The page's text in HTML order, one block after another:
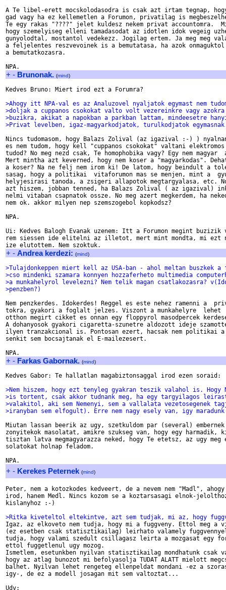
A Te libel-erett mocskolodasodra is csak azt irtam tegnap,
gad vagy ha ez kellemetlen a Forumon, privatilag is
Te egy rakas "????" jelet kuldesz nekem privat accountomra.
hogy szemelyiseg elleni tamadasodat az idotlen idok vegeig
gunyolodtal, mostantol vedekezz. Jogilag ertem. Ja meg meg
a feljelentes reszvevoinek is a bemutatasa, ha azok onmaguktol
a bemutatkozasra.
+ - Brunonak. (mind)
Kedves Bruno: Miert irod ezt a Forumra?
>Ahogy itt NPA-val es az Analuzovel nyaljatok egymast nem
>doljak a cuppanos csokokat valto volt vezereinkre vagy
>buzikra, akikat a napokban a parkban lattam, mindeesetre
>Privat levelben, igaz-magyarkodjatok, turulkodjatok
Nincs tudomasom, hogy Balazs Zolival (az igazival :-) )
es nem tudom, hogy kell "cuppanos csokokat" valtani
tudod? No meg nezd csak, Te homophobika vagy? Egy nem
Mert mintha azt keverned, hogy nem koser a "magyarkodas".
a koser? Na ne felj nem irom ki! De latom, hogy beindult a
sasag, hogy a politikai  vitaforumon mas se menjen, mint a
helyjesirasi tanoda, a zsigeri allapotok megtargyalasa, etc.
azt hiszem, jobban tenned, ha Balazs Zolival ( az igazival)
nelmi vitaban csapnatok ossze. No meg azert megkerdem, ha
nem ok. akkor milyen nep szemszogebol kopkodsz?
NPA.
Ui: Kedves Balogh Evanak uzenem: Itt a Forumon megint
rem siessen ide elitelni az illetot, mert mint mondta, mi ezt
+ - Andrea kerdezi: (mind)
>Tulajdonkeppen miert kell az USA-ban - ahol meltan
>cso mindenki szamara konnyen hozzaferheto multimedia
>a munkahelyrol levelezni? Nem telik magan csatlakozasra?
>penzben?)
Nem penzkerdes. Idokerdes! Reggel es este nehez ramenni a
tokra, gyakori a foglalt jelzes. Viszont a munkahelyre
otthon megirt cikket es onnan egy floppyrol masodpercek
A dohanyosok gyakori cigaretta-szunetre aldozott ideje
ilyen tranzakcional is. Pontosan ezert, hacsak nem politikai
senkit sem bocsajtanak el E-mailezesert.
+ - Farkas Gabornak. (mind)
Kedves Gabor: Te hallatlan magabiztonsaggal irod ezen soraid:
>Nem hiszem, hogy ezt tenyleg gyakran teszik valahol is. Hogy
>is tortent, csak akkor tudnank meg, ha egy targyilagos leirast
>valakitol, aki sem Nemenyi, sem a vallalata vezetosegenek
>iranyban sem elfogult). Erre nem nagy esely van, igy
Miutan lassan beerik az ugy, szetkuldom par (several)
zonyitekok masolatat, amikre szukseg van, hogy egy
tisztan latva megmagyarazza neked, hogy Te etetsz, az ugy meg
solatokat holnap feladom.
+ - Kerekes Peternek (mind)
Peter, nem a kotozkodes kedveert, de a nevem nem "Madl", ahogy
irod, hanem Medl. Nincs kozom se a koztarsasagi elnok-
kislanyhoz :-)
>Ritka kiveteltol eltekintve, azt sem tudjak, mi az, hogy
Igaz, az elkoveto nem tudja, hogy mi a fuggveny. Ettol meg a
(ez esetben csak statisztikailag) leirhato valamely
tudja, hogy valami szedult csillagasz leirta a mozgasat egy
ettol fuggetlenul ugy mozog.
Ismetlem, esetunkben nyilvan statisztikailag mondhatunk csak
hogy az atlag bunozot mi befolyasolja TUDAT ALATT mielott
balhet. Nyilvan lehet rengeteg ellenpeldat mondani -ez a
igy-, de ez a modell josagan mit sem valtoztat...
Udv: